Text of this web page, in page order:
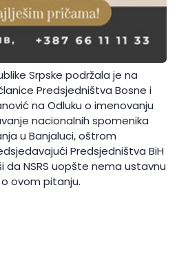
Srpske podržala je na
Predsjedništva Bosne i
na Odluku o imenovanju
nacionalnih spomenika
u Banjaluci, oštrom
Predsjedništva BiH
da NSRS uopšte nema ustavnu
ovom pitanju.